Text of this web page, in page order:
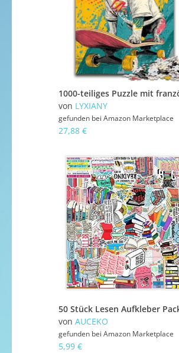
von LYXIANY
gefunden bei Amazon Marketplace
27,88 €
von AUCEKO
gefunden bei Amazon Marketplace
5,99 €